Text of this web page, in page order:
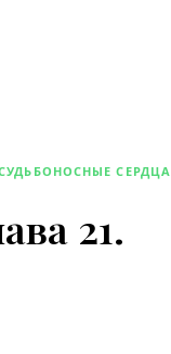
СЕРДЦА
21.